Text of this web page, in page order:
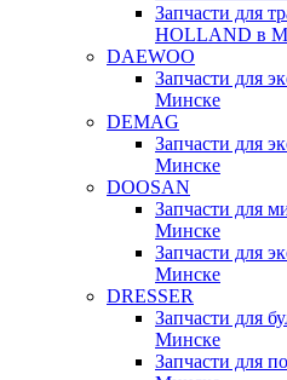
Запчасти для
HOLLAND в
DAEWOO
Запчасти для
Минске
DEMAG
Запчасти для
Минске
DOOSAN
Запчасти для
Минске
Запчасти для
Минске
DRESSER
Запчасти для
Минске
Запчасти для